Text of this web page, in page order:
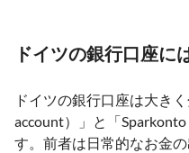
ドイツの銀行口座に
ドイツの銀行口座は大き
account）」と「
す。前者は日常的なお金